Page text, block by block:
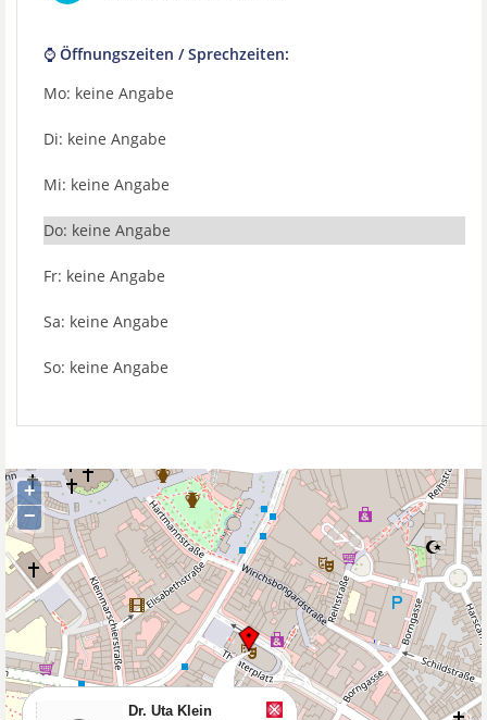
⌚ Öffnungszeiten / Sprechzeiten:
Mo: keine Angabe
Di: keine Angabe
Mi: keine Angabe
Do: keine Angabe
Fr: keine Angabe
Sa: keine Angabe
So: keine Angabe